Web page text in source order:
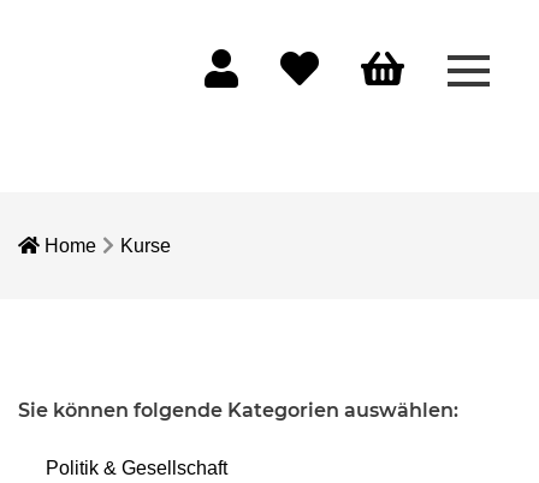
Menü
Home Kurse
Sie können folgende Kategorien auswählen:
Politik & Gesellschaft